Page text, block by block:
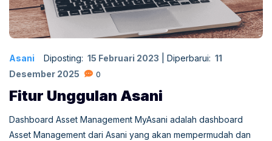
Asani Diposting: 15 Februari 2023 Diperbarui: 11
Desember 2025
0
Fitur Unggulan Asani
Dashboard Asset Management MyAsani adalah dashboard
Asset Management dari Asani yang akan mempermudah dan